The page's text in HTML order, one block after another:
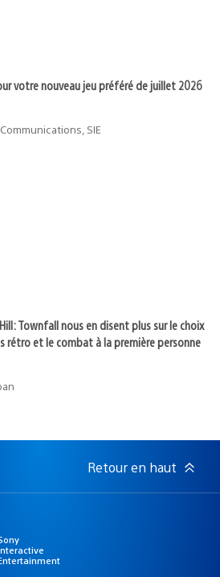
votre nouveau jeu préféré de juillet 2026
SIE
Townfall nous en disent plus sur le choix
rétro et le combat à la première personne
Retour en haut